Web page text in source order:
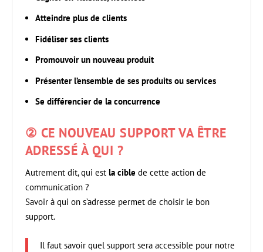
Atteindre plus de clients
Fidéliser ses clients
Promouvoir un nouveau produit
Présenter l’ensemble de ses produits ou services
Se différencier de la concurrence
② CE NOUVEAU SUPPORT VA ÊTRE
ADRESSÉ À QUI ?
Autrement dit, qui est la cible de cette action de
communication ?
Savoir à qui on s’adresse permet de choisir le bon
support.
Il faut savoir quel support sera accessible pour notre